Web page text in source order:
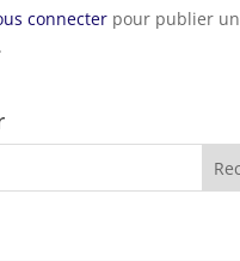
connecterpour publier un